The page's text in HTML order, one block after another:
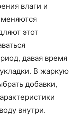
влаги и
этот
давая время
В жаркую
добавки,
внутри.